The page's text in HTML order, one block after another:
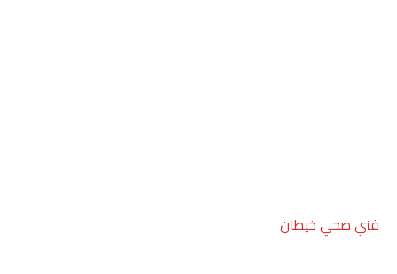
فني صحي خيطان